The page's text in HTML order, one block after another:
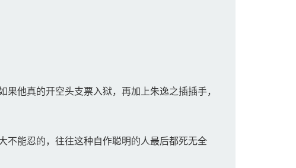
他真的开空头支票入狱，再加上朱逸之插插手，
能忍的，往往这种自作聪明的人最后都死无全